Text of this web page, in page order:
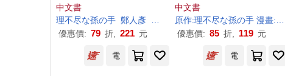
中文書
理不尽な孫の手 鄭人彥
優惠價: 79 折, 221 元
中文書
原作:理不尽な孫の手漫畫:フジカワ ユカ 角色原案:シロタカ
優惠價: 85 折, 119 元
電 電